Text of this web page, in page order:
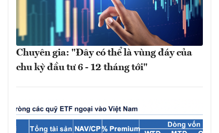
Chuyên gia: "Đây có thể là vùng đáy của
chu kỳ đầu tư 6 - 12 tháng tới"